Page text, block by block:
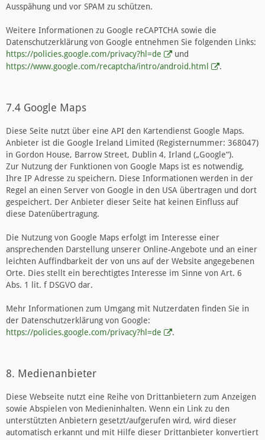
Ausspähung und vor SPAM zu schützen.
Weitere Informationen zu Google reCAPTCHA sowie die
Datenschutzerklärung von Google entnehmen Sie folgenden Links:
https://policies.google.com/privacy?hl=de
und
https://www.google.com/recaptcha/intro/android.html
.
7.4 Google Maps
Diese Seite nutzt über eine API den Kartendienst Google Maps.
Anbieter ist die Google Ireland Limited (Registernummer: 368047)
in Gordon House, Barrow Street, Dublin 4, Irland („Google“).
Zur Nutzung der Funktionen von Google Maps ist es notwendig,
Ihre IP Adresse zu speichern. Diese Informationen werden in der
Regel an einen Server von Google in den USA übertragen und dort
gespeichert. Der Anbieter dieser Seite hat keinen Einfluss auf
diese Datenübertragung.
Die Nutzung von Google Maps erfolgt im Interesse einer
ansprechenden Darstellung unserer Online-Angebote und an einer
leichten Auffindbarkeit der von uns auf der Website angegebenen
Orte. Dies stellt ein berechtigtes Interesse im Sinne von Art. 6
Abs. 1 lit. f DSGVO dar.
Mehr Informationen zum Umgang mit Nutzerdaten finden Sie in
der Datenschutzerklärung von Google:
https://policies.google.com/privacy?hl=de
.
8. Medienanbieter
Diese Webseite nutzt eine Reihe von Drittanbietern zum Anzeigen
sowie Abspielen von Medieninhalten. Wenn ein Link zu den
unterstützten Anbietern gesetzt/aufgerufen wird, wird dieser
automatisch erkannt und mit Hilfe dieser Drittanbieter konvertiert